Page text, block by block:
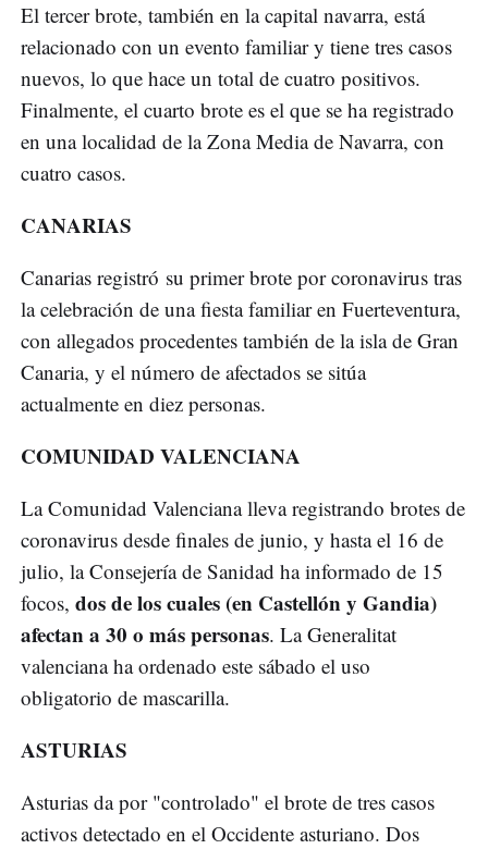
El tercer brote, también en la capital navarra, está
relacionado con un evento familiar y tiene tres casos
nuevos, lo que hace un total de cuatro positivos.
Finalmente, el cuarto brote es el que se ha registrado
en una localidad de la Zona Media de Navarra, con
cuatro casos.
CANARIAS
Canarias registró su primer brote por coronavirus tras
la celebración de una fiesta familiar en Fuerteventura,
con allegados procedentes también de la isla de Gran
Canaria, y el número de afectados se sitúa
actualmente en diez personas.
COMUNIDAD VALENCIANA
La Comunidad Valenciana lleva registrando brotes de
coronavirus desde finales de junio, y hasta el 16 de
julio, la Consejería de Sanidad ha informado de 15
focos, dos de los cuales (en Castellón y Gandia)
afectan a 30 o más personas. La Generalitat
valenciana ha ordenado este sábado el uso
obligatorio de mascarilla.
ASTURIAS
Asturias da por "controlado" el brote de tres casos
activos detectado en el Occidente asturiano. Dos